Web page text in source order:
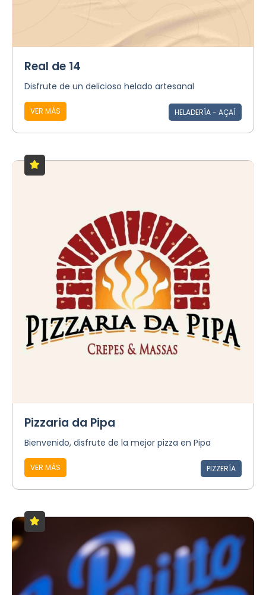
Real de 14
Disfrute de un delicioso helado artesanal
VER MÁS HELADERÍA - AÇAÍ
Pizzaria da Pipa
Bienvenido, disfrute de la mejor pizza en Pipa
VER MÁS PIZZERÍA